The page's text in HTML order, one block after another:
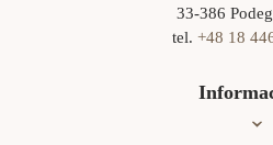
33-386
tel. +48 18